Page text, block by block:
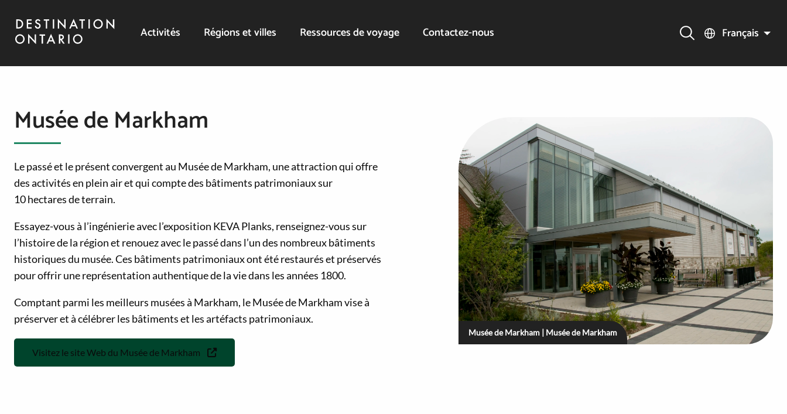
Activités Régions et villes Ressources de voyage Contactez-nous Français
Musée de Markham
Le passé et le présent convergent au Musée de Markham, une attraction qui offre
des activités en plein air et qui compte des bâtiments patrimoniaux sur
10 hectares de terrain.
Essayez-vous à l’ingénierie avec l’exposition KEVA Planks, renseignez-vous sur
l’histoire de la région et renouez avec le passé dans l’un des nombreux bâtiments
historiques du musée. Ces bâtiments patrimoniaux ont été restaurés et préservés
pour offrir une représentation authentique de la vie dans les années 1800.
Comptant parmi les meilleurs musées à Markham, le Musée de Markham vise à
préserver et à célébrer les bâtiments et les artéfacts patrimoniaux.
Visitez le site Web du Musée de Markham
Musée de Markham | Musée de Markham